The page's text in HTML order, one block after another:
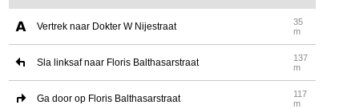
Vertrek naar Dokter W Nijestraat
35
m
Sla linksaf naar Floris Balthasarstraat
137
m
Ga door op Floris Balthasarstraat
117
m